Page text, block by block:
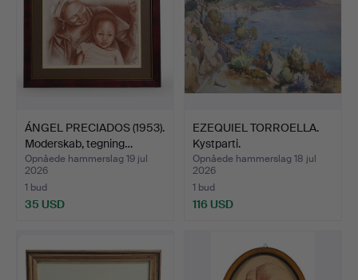
ÁNGEL PRECIADOS (1953).
Moderskab, tegning…
Opnåede hammerslag 19 jul
2026
1 bud
35 USD
EZEQUIEL TORROELLA.
Kystparti.
Opnåede hammerslag 18 jul
2026
1 bud
116 USD